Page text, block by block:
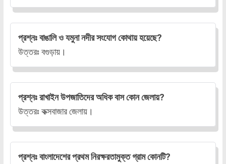
প্রশ্নঃ বাঙালি ও যমুনা নদীর সংযোগ কোথায় হয়েছে?
উত্তরঃ বগুড়ায়।
প্রশ্নঃ রাখাইন উপজাতিদের অধিক বাস কোন জেলায়?
উত্তরঃ কক্সবাজার জেলায়।
প্রশ্নঃ বাংলাদেশের প্রথম নিরক্ষরতামুক্ত গ্রাম কোনটি?